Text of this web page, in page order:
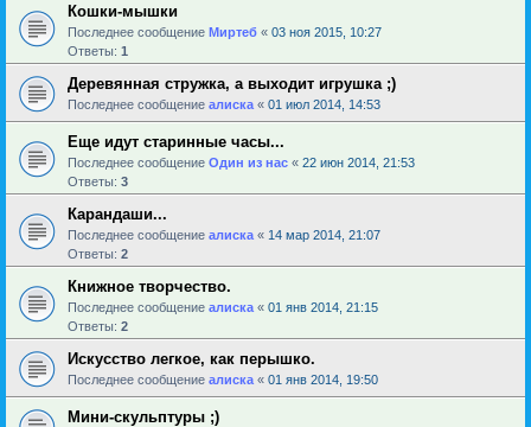
Кошки-мышки
Последнее сообщение Миртеб « 03 ноя 2015, 10:27
Ответы: 1
Деревянная стружка, а выходит игрушка ;)
Последнее сообщение алиска « 01 июл 2014, 14:53
Еще идут старинные часы...
Последнее сообщение Один из нас « 22 июн 2014, 21:53
Ответы: 3
Карандаши...
Последнее сообщение алиска « 14 мар 2014, 21:07
Ответы: 2
Книжное творчество.
Последнее сообщение алиска « 01 янв 2014, 21:15
Ответы: 2
Искусство легкое, как перышко.
Последнее сообщение алиска « 01 янв 2014, 19:50
Мини-скульптуры ;)